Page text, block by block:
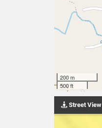
200 m
500 ft
Street View